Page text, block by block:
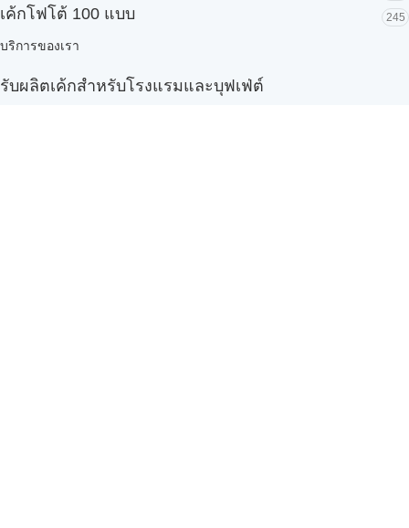
เค้กโฟโต้ 100 แบบ 245
บริการของเรา
รับผลิตเค้กสำหรับโรงแรมและบุฟเฟ่ต์